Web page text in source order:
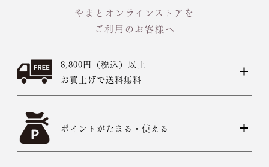
やまとオンラインストアを
ご利用のお客様へ
8,800円（税込）以上
お買上げで送料無料
ポイントがたまる・使える